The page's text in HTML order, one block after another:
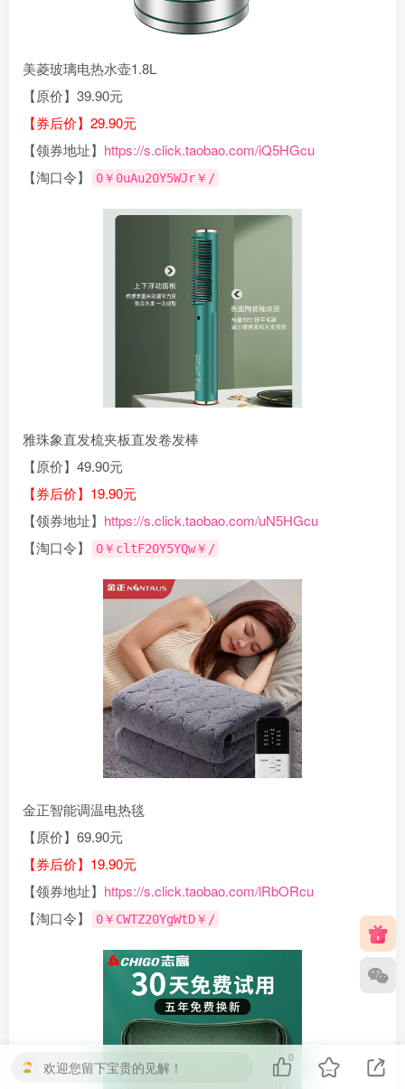
美菱玻璃电热水壶1.8L
【原价】39.90元
【券后价】29.90元
【领券地址】 https://s.click.taobao.com/iQ5HGcu
【淘口令】
0￥0uAu20Y5WJr￥/
雅珠象直发梳夹板直发卷发棒
【原价】49.90元
【券后价】19.90元
【领券地址】 https://s.click.taobao.com/uN5HGcu
【淘口令】
0￥cltF20Y5YQw￥/
金正智能调温电热毯
【原价】69.90元
【券后价】19.90元
【领券地址】 https://s.click.taobao.com/lRbORcu
【淘口令】
0￥CWTZ20YgWtD￥/
欢迎您留下宝贵的见解！
0